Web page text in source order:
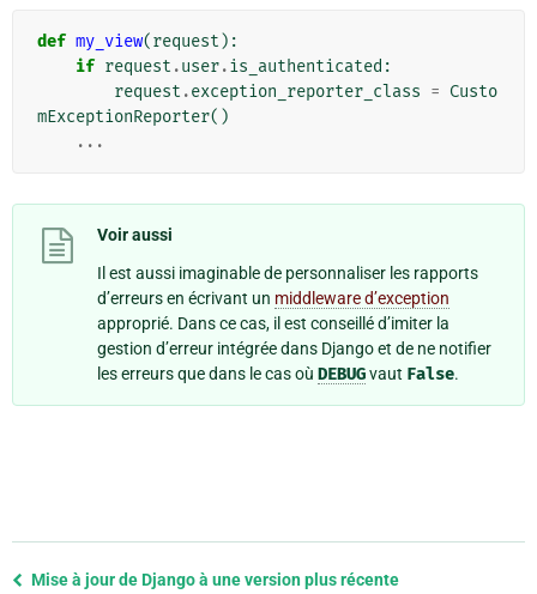
def my_view(request ):
if request .user.is_authenticated :
request .exception_reporter_class = Custo
mExceptionReporter()
...
Voir aussi
Il est aussi imaginable de personnaliser les rapports
d’erreurs en écrivant un middleware d’exception
approprié. Dans ce cas, il est conseillé d’imiter la
gestion d’erreur intégrée dans Django et de ne notifier
les erreurs que dans le cas où DEBUGvaut False.
Previous
Mise à jour de Django à une version plus récente